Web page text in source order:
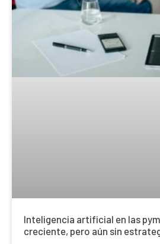
Inteligencia artificial en las
creciente, pero aún sin